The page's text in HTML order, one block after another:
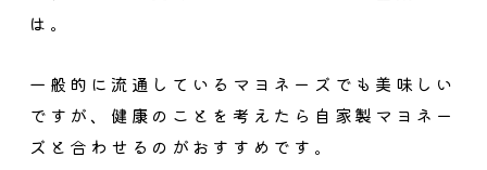
は。
一般的に流通しているマヨネーズでも美味しい
ですが、健康のことを考えたら自家製マヨネー
ズと合わせるのがおすすめです。